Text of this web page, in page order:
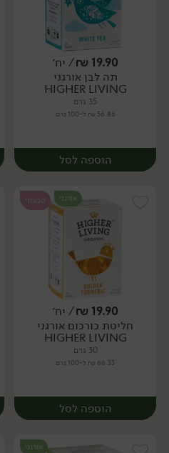
יח׳
19.90
₪/ יח׳
תה לבן אורגני
HIGHER LIVING
35 גרם
56.86 ₪ ל-100 גרם
הוספה לסל
יח׳
אורגני טבעוני
19.90
₪/ יח׳
חליטת כורכום אורגני
HIGHER LIVING
30 גרם
66.33 ₪ ל-100 גרם
הוספה לסל
אורגני